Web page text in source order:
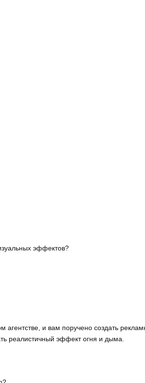
эффектов?
и вам поручено создать
реалистичный эффект огня и дыма.